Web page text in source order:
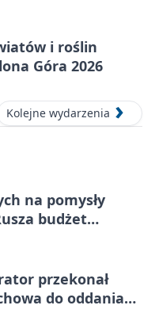
i roślin
Góra 2026
Kolejne wydarzenia
na pomysły
budżet
przekonał
do oddania